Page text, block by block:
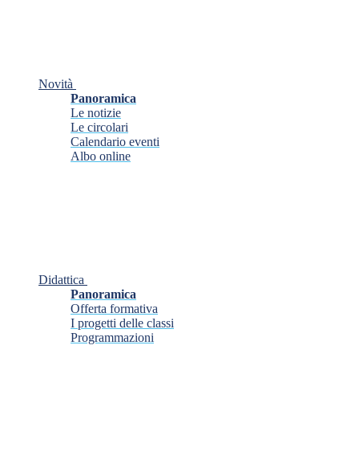
Novità
Panoramica
Le notizie
Le circolari
Calendario eventi
Albo online
Didattica
Panoramica
Offerta formativa
I progetti delle classi
Programmazioni